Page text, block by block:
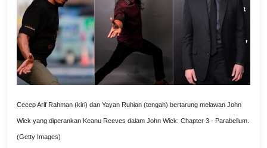
Cecep Arif Rahman (kiri) dan Yayan Ruhian (tengah) bertarung melawan John
Wick yang diperankan Keanu Reeves dalam John Wick: Chapter 3 - Parabellum.
(Getty Images)